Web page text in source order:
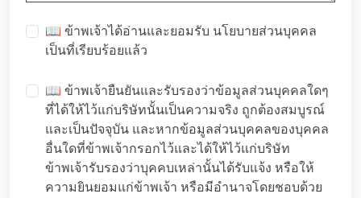
📖 ข้าพเจ้าได้อ่านและยอมรับ นโยบายส่วนบุคคล
เป็นที่เรียบร้อยแล้ว
📖 ข้าพเจ้ายืนยันและรับรองว่าข้อมูลส่วนบุคคลใดๆ
ที่ได้ให้ไว้แก่บริษัทนั้นเป็นความจริง ถูกต้องสมบูรณ์
และเป็นปัจจุบัน และหากข้อมูลส่วนบุคคลของบุคคล
อื่นใดที่ข้าพเจ้ากรอกไว้และได้ให้ไว้แก่บริษัท
ข้าพเจ้ารับรองว่าบุคคบเหล่านั้นได้รับแจ้ง หรือให้
ความยินยอมแก่ข้าพเจ้า หรือมีอำนาจโดยชอบด้วย